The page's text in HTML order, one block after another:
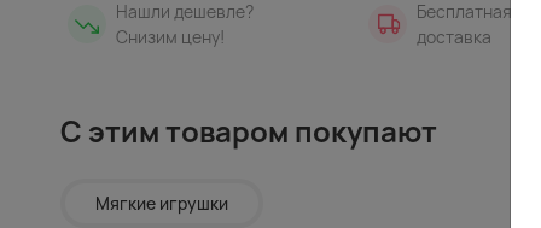
Нашли дешевле?
Снизим цену!
Бесплатная
доставка
С этим товаром покупают
Мягкие игрушки